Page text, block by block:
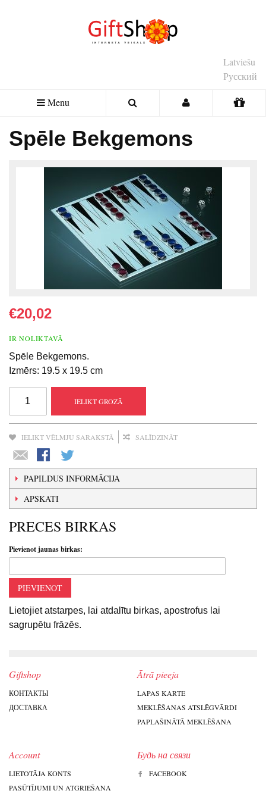
Latviešu
Русский
Menu
Spēle Bekgemons
€20,02
IR NOLIKTAVĀ
Spēle Bekgemons.
Izmērs: 19.5 x 19.5 cm
IELIKT GROZĀ
IELIKT VĒLMJU SARAKSTĀ SALĪDZINĀT
PAPILDUS INFORMĀCIJA
APSKATI
PRECES BIRKAS
Pievienot jaunas birkas:
PIEVIENOT
Lietojiet atstarpes, lai atdalītu birkas, apostrofus lai
sagrupētu frāzēs.
Giftshop
КОНТАКТЫ
ДОСТАВКА
Ātrā pieeja
LAPAS KARTE
MEKLĒŠANAS ATSLĒGVĀRDI
PAPLAŠINĀTĀ MEKLĒŠANA
Account
LIETOTĀJA KONTS
PASŪTĪJUMI UN ATGRIEŠANA
Будь на связи
FACEBOOK